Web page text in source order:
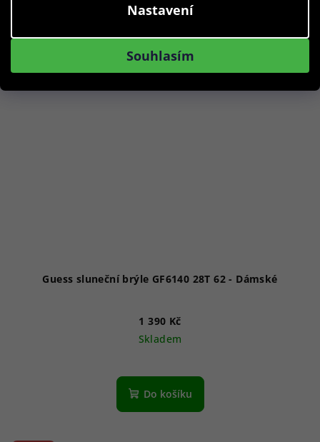
Nastavení
Souhlasím
Guess sluneční brýle GF6140 28T 62 - Dámské
1 390 Kč
Skladem
Do košíku